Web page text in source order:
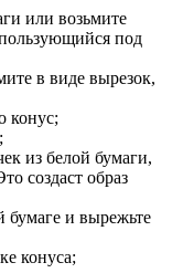
или возьмите
под
в виде вырезок,
конус;
из белой бумаги,
создаст образ
бумаге и вырежьте
конуса;